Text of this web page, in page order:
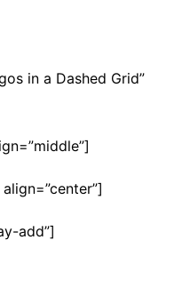
in a Dashed Grid”
align=”center”]
add”]